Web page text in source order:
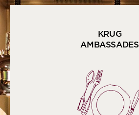
KRUG
AMBASSADES